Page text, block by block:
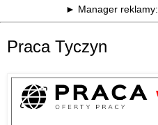
► Manager reklamy:
Praca Tyczyn